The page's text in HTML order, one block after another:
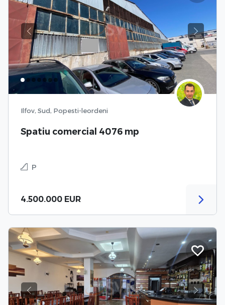
Previous Next
Ilfov, Sud, Popesti-leordeni
Spatiu comercial 4076 mp
P
4.500.000 EUR
Previous Next